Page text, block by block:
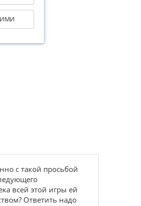
с такой просьбой
всей этой игры ей
Ответить надо